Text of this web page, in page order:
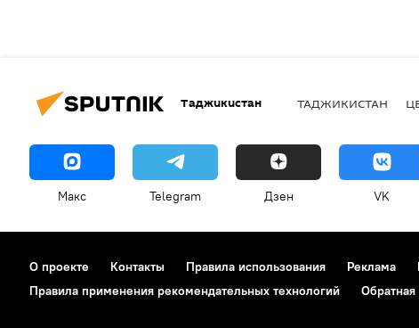
Таджикистан ТАДЖИКИСТАН
Макс Telegram Дзен VK
О проекте Контакты Правила использования Реклама
Правила применения рекомендательных технологий
Обратная